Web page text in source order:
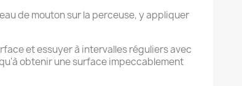
de mouton sur la perceuse, y appliquer
et essuyer à intervalles réguliers avec
obtenir une surface impeccablement